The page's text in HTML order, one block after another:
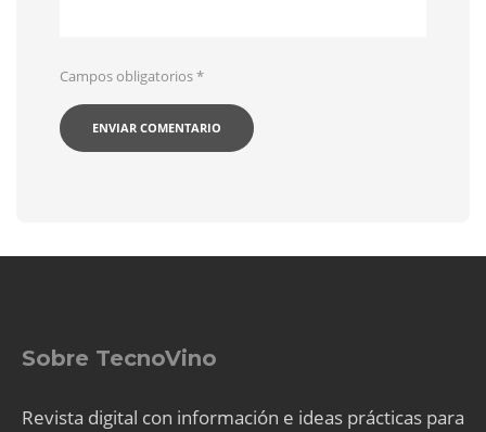
Campos obligatorios*
Sobre TecnoVino
Revista digital con información e ideas prácticas para